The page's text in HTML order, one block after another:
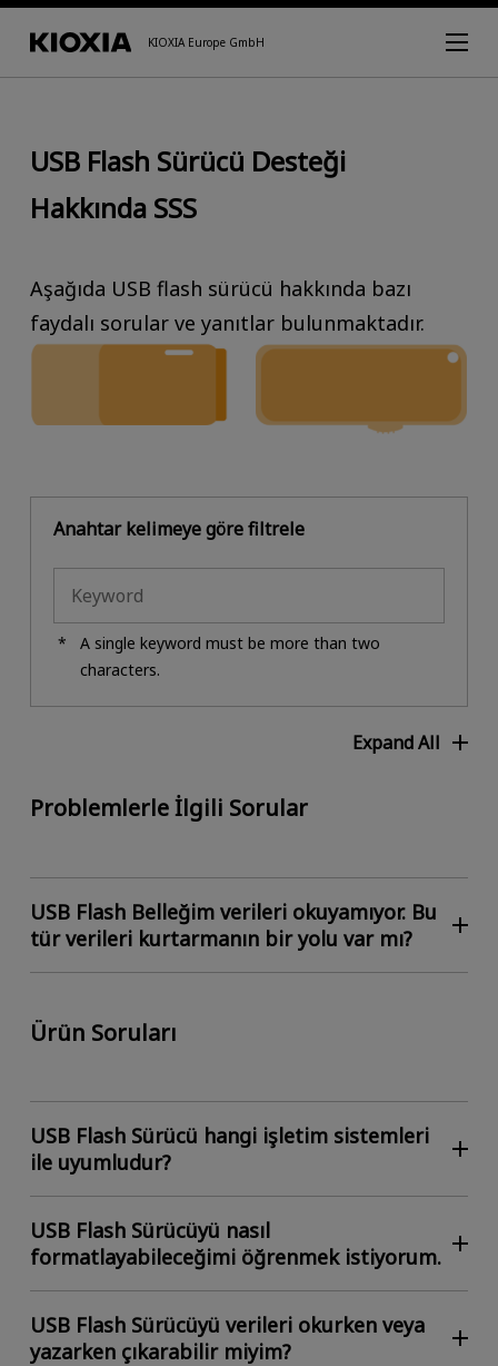
KIOXIA Europe GmbH
USB Flash Sürücü Desteği
Hakkında SSS
Aşağıda USB flash sürücü hakkında bazı
faydalı sorular ve yanıtlar bulunmaktadır.
Anahtar kelimeye göre filtrele
A single keyword must be more than two
characters.
Expand All
Problemlerle İlgili Sorular
USB Flash Belleğim verileri okuyamıyor. Bu
tür verileri kurtarmanın bir yolu var mı?
Ürün Soruları
USB Flash Sürücü hangi işletim sistemleri
ile uyumludur?
USB Flash Sürücüyü nasıl
formatlayabileceğimi öğrenmek istiyorum.
USB Flash Sürücüyü verileri okurken veya
yazarken çıkarabilir miyim?